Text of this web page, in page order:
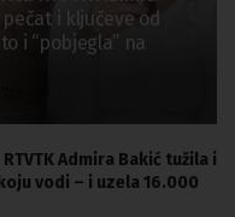
i ključeve od
i “pobjegla” na
Admira Bakić tužila i
vodi – i uzela 16.000